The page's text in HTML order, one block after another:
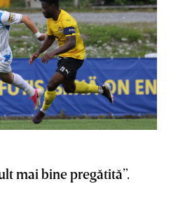
mai bine pregătită”.